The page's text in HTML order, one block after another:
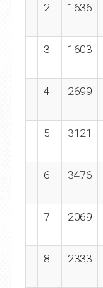
2 1636
3 1603
4 2699
5 3121
6 3476
7 2069
8 2333